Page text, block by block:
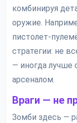
комбинируя
оружие.
пистолет-
стратегии: не
— иногда
арсеналом.
Враги — не
Зомби здесь —